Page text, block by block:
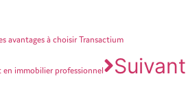
avantages à choisir Transactium
en immobilier professionnel Suivant